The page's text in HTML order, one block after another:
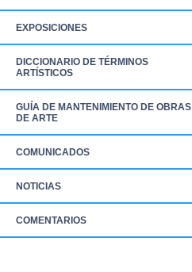
EXPOSICIONES
DICCIONARIO DE TÉRMINOS
ARTÍSTICOS
GUÍA DE MANTENIMIENTO DE OBRAS
DE ARTE
COMUNICADOS
NOTICIAS
COMENTARIOS